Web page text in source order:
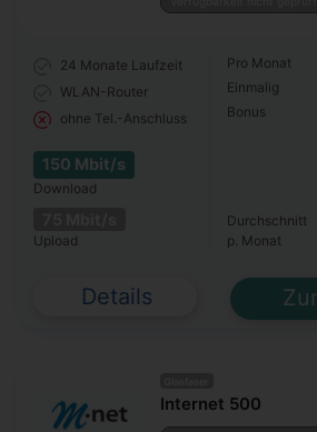
24 Monate Laufzeit
WLAN-Router
ohne Tel.-Anschluss
150 Mbit/s
Download
Upload
Pro Monat
Einmalig
Bonus
Durchschnitt
p. Monat
Details
Internet 500